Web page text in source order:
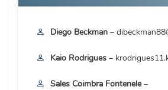
Diego Beckman –
Kaio Rodrigues –
Sales Coimbra Fontenele–